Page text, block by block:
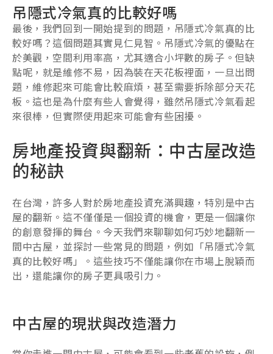
吊隱式冷氣真的比較好嗎
最後，我們回到一開始提到的問題，吊隱式冷氣真的比
較好嗎？這個問題其實見仁見智。吊隱式冷氣的優點在
於美觀，空間利用率高，尤其適合小坪數的房子。但缺
點呢，就是維修不易，因為裝在天花板裡面，一旦出問
題，維修起來可能會比較麻煩，甚至需要拆除部分天花
板。這也是為什麼有些人會覺得，雖然吊隱式冷氣看起
來很棒，但實際使用起來可能會有些困擾。
房地產投資與翻新：中古屋改造
的秘訣
在台灣，許多人對於房地產投資充滿興趣，特別是中古
屋的翻新。這不僅僅是一個投資的機會，更是一個讓你
的創意發揮的舞台。今天我們來聊聊如何巧妙地翻新一
間中古屋，並探討一些常見的問題，例如「吊隱式冷氣
真的比較好嗎」。這些技巧不僅能讓你在市場上脫穎而
出，還能讓你的房子更具吸引力。
中古屋的現狀與改造潛力